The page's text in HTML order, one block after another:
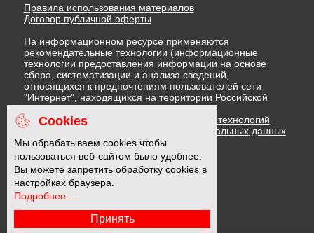
Правила использования материалов
Договор публичной оферты
На информационном ресурсе применяются
рекомендательные технологии (информационные
технологии предоставления информации на основе
сбора, систематизации и анализа сведений,
относящихся к предпочтениям пользователей сети
"Интернет", находящихся на территории Российской
Федерации)
Правила применения рекомендательных технологий
Политика в отношении обработки персональных данных
Политика обработки файлов cookie
16 +
Cookies
Мы обрабатываем cookies чтобы
пользоваться веб-сайтом было удобнее.
Вы можете запретить обработку cookies в
настройках браузера.
Подробнее...
Принять